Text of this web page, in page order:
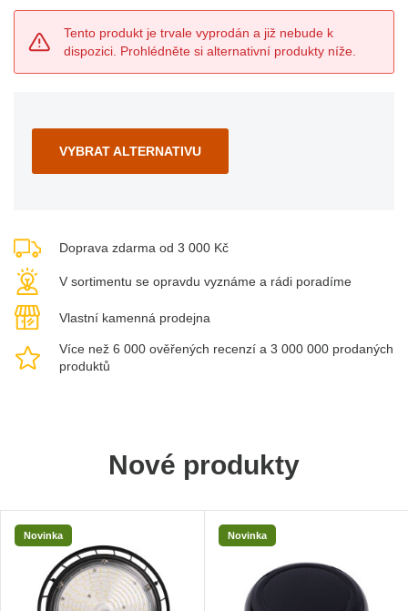
Tento produkt je trvale vyprodán a již nebude k
dispozici. Prohlédněte si alternativní produkty níže.
VYBRAT ALTERNATIVU
Doprava zdarma od 3 000 Kč
V sortimentu se opravdu vyznáme a rádi poradíme
Vlastní kamenná prodejna
Více než 6 000 ověřených recenzí a 3 000 000 prodaných
produktů
Nové produkty
Novinka Novinka